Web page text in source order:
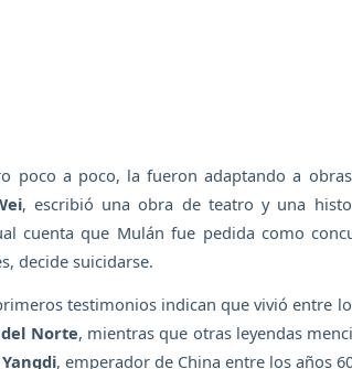
poco a poco, la fueron adaptando a
, escribió una obra de teatro y una
cuenta que Mulán fue pedida como
decide suicidarse.
testimonios indican que vivió entre
Norte, mientras que otras leyendas
, emperador de China entre los años